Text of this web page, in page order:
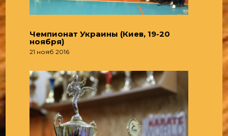
Чемпионат Украины (Киев, 19-20
ноября)
21 нояб 2016